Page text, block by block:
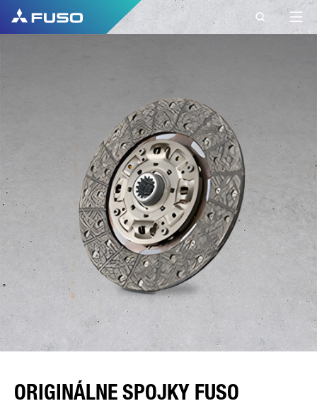
ORIGINÁLNE SPOJKY FUSO